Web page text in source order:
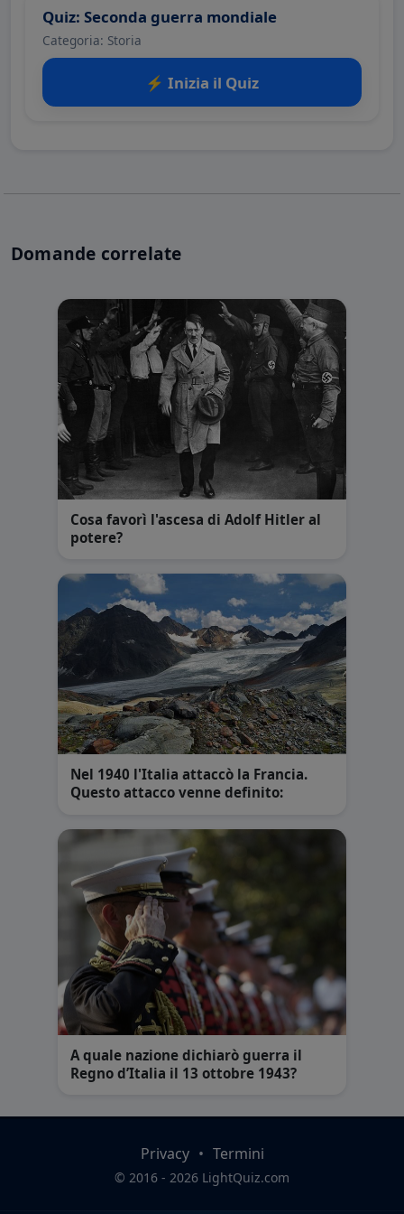
Quiz: Seconda guerra mondiale
Categoria: Storia
⚡ Inizia il Quiz
Domande correlate
Cosa favorì l'ascesa di Adolf Hitler al
potere?
Nel 1940 l'Italia attaccò la Francia.
Questo attacco venne definito:
A quale nazione dichiarò guerra il
Regno d’Italia il 13 ottobre 1943?
Privacy • Termini
© 2016 - 2026 LightQuiz.com